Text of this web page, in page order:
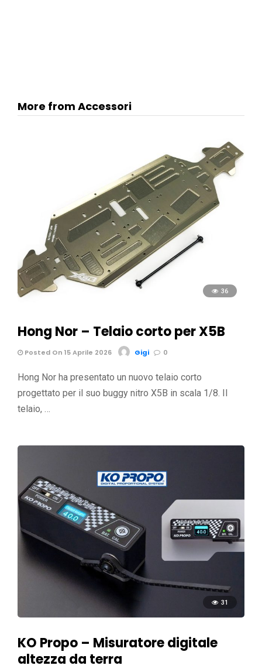
More from Accessori
36
Hong Nor – Telaio corto per X5B
Posted On 15 Aprile 2026 Gigi 0
Hong Nor ha presentato un nuovo telaio corto
progettato per il suo buggy nitro X5B in scala 1/8. Il
telaio, …
31
KO Propo – Misuratore digitale
altezza da terra